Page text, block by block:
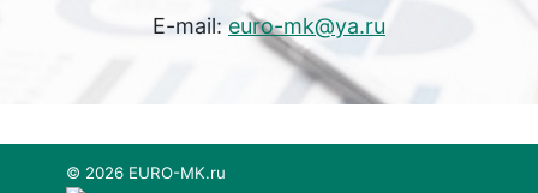
E-mail: euro-mk@ya.ru
© 2026 EURO-MK.ru